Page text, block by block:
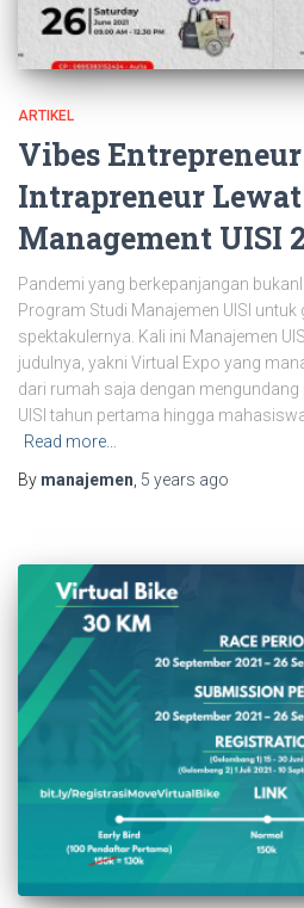
ARTIKEL
Vibes
Intrapreneur
Management UISI
Pandemi yang berkepanjangan
Program Studi Manajemen UISI untuk
spektakulernya. Kali ini Manajemen
judulnya, yakni Virtual Expo yang
dari rumah saja dengan
UISI tahun pertama hingga
Read more…
By manajemen 5 years ago